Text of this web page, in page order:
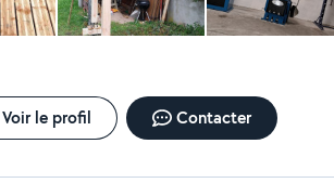
Voir le profil Contacter